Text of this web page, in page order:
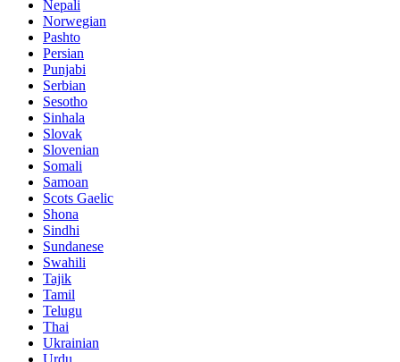
Nepali
Norwegian
Pashto
Persian
Punjabi
Serbian
Sesotho
Sinhala
Slovak
Slovenian
Somali
Samoan
Scots Gaelic
Shona
Sindhi
Sundanese
Swahili
Tajik
Tamil
Telugu
Thai
Ukrainian
Urdu